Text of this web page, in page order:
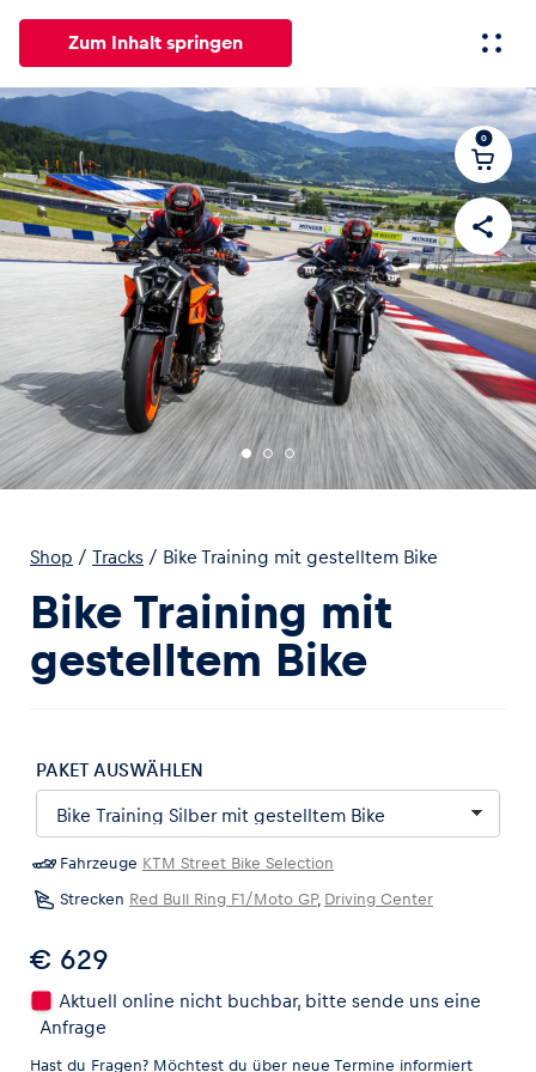
Zum Inhalt springen
Alle News Events Erlebnisse Seiten
News
Alle anzeigen
Events
Seiten
Alle anzeigen
0
Shop / Tracks / Bike Training mit gestelltem Bike
Bike Training mit
gestelltem Bike
PAKET AUSWÄHLEN
Fahrzeuge KTM Street Bike Selection
Strecken Red Bull Ring F1/Moto GP, Driving Center
€ 629
Aktuell online nicht buchbar, bitte sende uns eine
Anfrage
Hast du Fragen? Möchtest du über neue Termine informiert